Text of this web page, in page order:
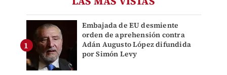
Embajada de EU desmiente
orden de aprehensión contra
Adán Augusto López difundida
por Simón Levy